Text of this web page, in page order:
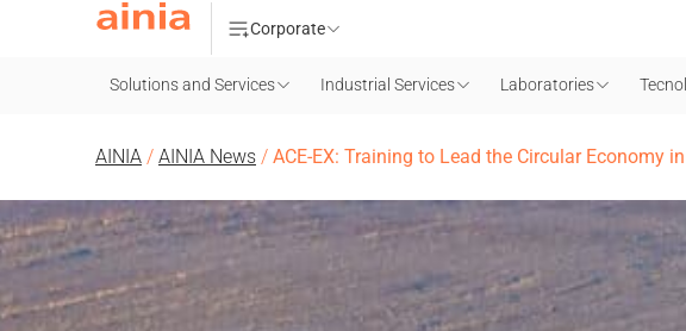
Corporate
Solutions and Services Industrial Services Laboratories
AINIA / AINIA News / ACE-EX: Training to Lead the Circular Economy